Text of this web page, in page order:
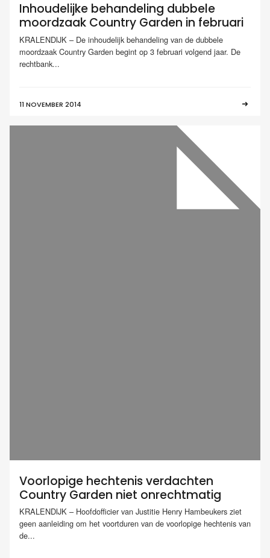
Inhoudelijke behandeling dubbele
moordzaak Country Garden in februari
KRALENDIJK – De inhoudelijk behandeling van de dubbele
moordzaak Country Garden begint op 3 februari volgend jaar. De
rechtbank...
11 NOVEMBER 2014
Voorlopige hechtenis verdachten
Country Garden niet onrechtmatig
KRALENDIJK – Hoofdofficier van Justitie Henry Hambeukers ziet
geen aanleiding om het voortduren van de voorlopige hechtenis van
de...